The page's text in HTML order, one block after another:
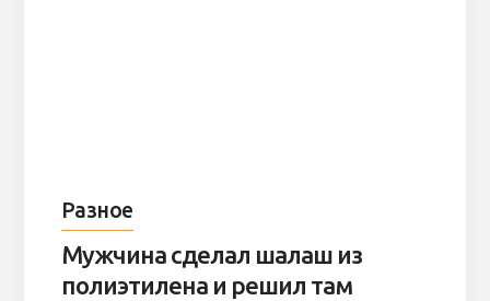
Разное
Мужчина сделал шалаш из
полиэтилена и решил там